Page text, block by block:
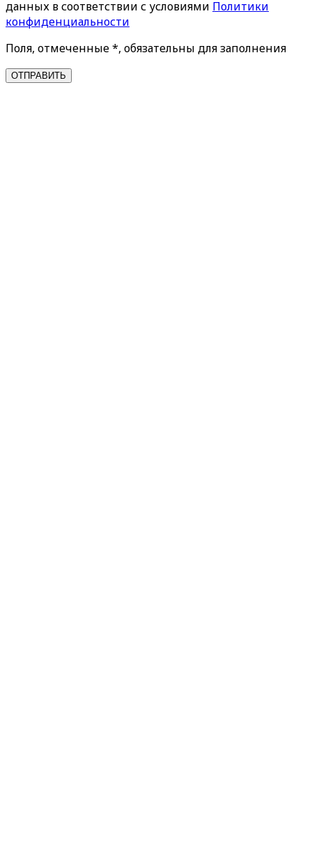
данных в соответствии с условиями Политики
конфиденциальности
Поля, отмеченные *, обязательны для заполнения
ОТПРАВИТЬ